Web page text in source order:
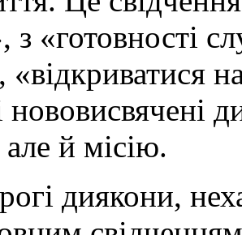
«готовності
«відкриватися
нововисвячені
але й місію.
диякони,